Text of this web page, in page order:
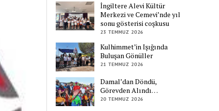
İngiltere Alevi Kültür
Merkezi ve Cemevi’nde yıl
sonu gösterisi coşkusu
23 TEMMUZ 2026
Kulhimmet’in Işığında
Buluşan Gönüller
21 TEMMUZ 2026
Damal’dan Döndü,
Görevden Alındı…
20 TEMMUZ 2026